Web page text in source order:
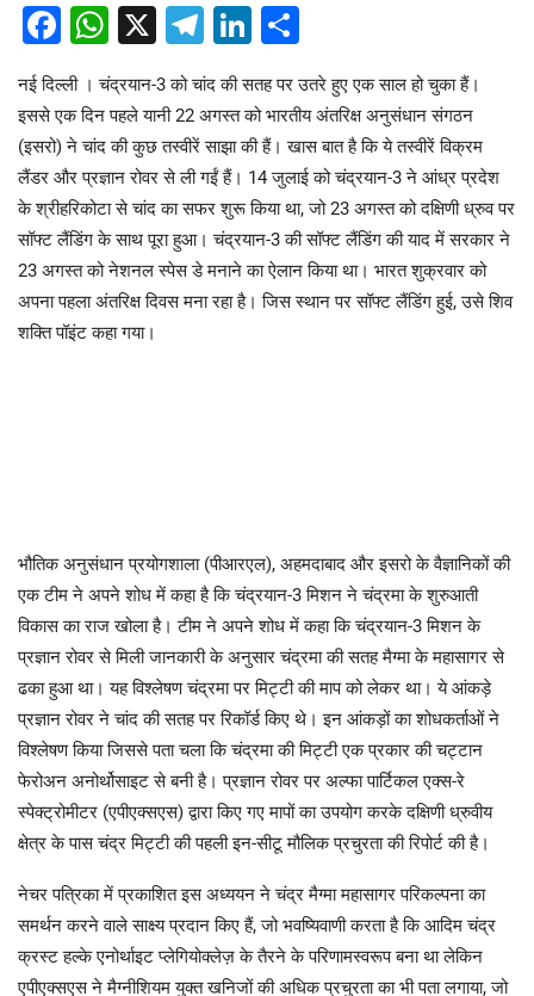
Facebook
WhatsApp
X Telegram
LinkedIn
नई दिल्ली । चंद्रयान-3 को चांद की सतह पर उतरे हुए एक साल हो चुका हैं।
इससे एक दिन पहले यानी 22 अगस्त को भारतीय अंतरिक्ष अनुसंधान संगठन
(इसरो) ने चांद की कुछ तस्वीरें साझा की हैं। खास बात है कि ये तस्वीरें विक्रम
लैंडर और प्रज्ञान रोवर से ली गईं हैं। 14 जुलाई को चंद्रयान-3 ने आंध्र प्रदेश
के श्रीहरिकोटा से चांद का सफर शुरू किया था, जो 23 अगस्त को दक्षिणी ध्रुव पर
सॉफ्ट लैंडिंग के साथ पूरा हुआ। चंद्रयान-3 की सॉफ्ट लैंडिंग की याद में सरकार ने
23 अगस्त को नेशनल स्पेस डे मनाने का ऐलान किया था। भारत शुक्रवार को
अपना पहला अंतरिक्ष दिवस मना रहा है। जिस स्थान पर सॉफ्ट लैंडिंग हुई, उसे शिव
शक्ति पॉइंट कहा गया।
भौतिक अनुसंधान प्रयोगशाला (पीआरएल), अहमदाबाद और इसरो के वैज्ञानिकों की
एक टीम ने अपने शोध में कहा है कि चंद्रयान-3 मिशन ने चंद्रमा के शुरुआती
विकास का राज खोला है। टीम ने अपने शोध में कहा कि चंद्रयान-3 मिशन के
प्रज्ञान रोवर से मिली जानकारी के अनुसार चंद्रमा की सतह मैग्मा के महासागर से
ढका हुआ था। यह विश्लेषण चंद्रमा पर मिट्टी की माप को लेकर था। ये आंकड़े
प्रज्ञान रोवर ने चांद की सतह पर रिकॉर्ड किए थे। इन आंकड़ों का शोधकर्ताओं ने
विश्लेषण किया जिससे पता चला कि चंद्रमा की मिट्टी एक प्रकार की चट्टान
फेरोअन अनोर्थोसाइट से बनी है। प्रज्ञान रोवर पर अल्फा पार्टिकल एक्स-रे
स्पेक्ट्रोमीटर (एपीएक्सएस) द्वारा किए गए मापों का उपयोग करके दक्षिणी ध्रुवीय
क्षेत्र के पास चंद्र मिट्टी की पहली इन-सीटू मौलिक प्रचुरता की रिपोर्ट की है।
नेचर पत्रिका में प्रकाशित इस अध्ययन ने चंद्र मैग्मा महासागर परिकल्पना का
समर्थन करने वाले साक्ष्य प्रदान किए हैं, जो भवष्यिवाणी करता है कि आदिम चंद्र
क्रस्ट हल्के एनोर्थाइट प्लेगियोक्लेज़ के तैरने के परिणामस्वरूप बना था लेकिन
एपीएक्सएस ने मैग्नीशियम युक्त खनिजों की अधिक प्रचुरता का भी पता लगाया, जो